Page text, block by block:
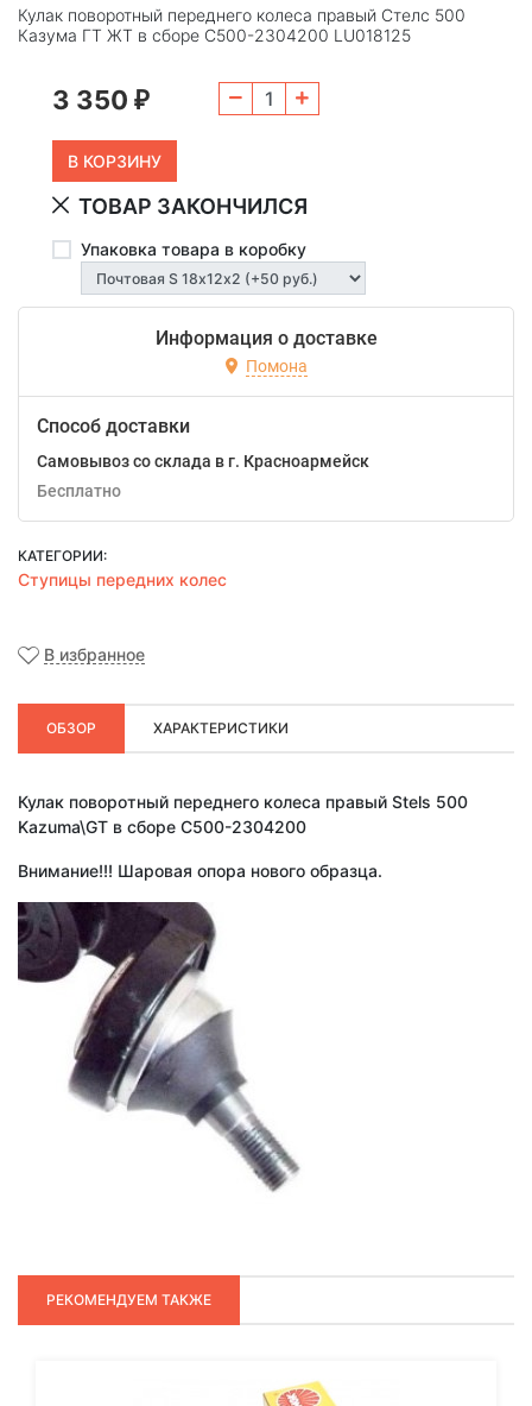
Кулак поворотный переднего колеса правый Стелс 500
Казума ГТ ЖТ в сборе C500-2304200 LU018125
3 350 ₽
ТОВАР ЗАКОНЧИЛСЯ
Упаковка товара в коробку
Информация о доставке
Помона
Способ доставки
Самовывоз со склада в г. Красноармейск
Бесплатно
КАТЕГОРИИ:
Ступицы передних колес
В избранное
ОБЗОР ХАРАКТЕРИСТИКИ
Кулак поворотный переднего колеса правый Stels 500
Kazuma\GT в сборе C500-2304200
Внимание!!! Шаровая опора нового образца.
РЕКОМЕНДУЕМ ТАКЖЕ